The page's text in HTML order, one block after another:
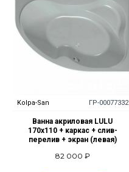
Kolpa-San ГР-00077332
Ванна акриловая LULU
170x110 + каркас + слив-
перелив + экран (левая)
82 000 ₽